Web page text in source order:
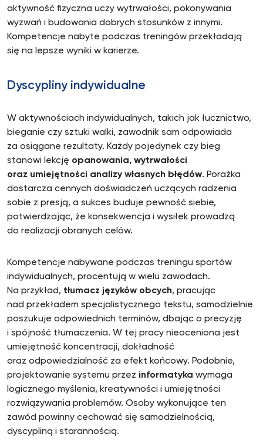
aktywność fizyczna uczy wytrwałości, pokonywania
wyzwań i budowania dobrych stosunków z innymi.
Kompetencje nabyte podczas treningów przekładają
się na lepsze wyniki w karierze.
Dyscypliny indywidualne
W aktywnościach indywidualnych, takich jak łucznictwo,
bieganie czy sztuki walki, zawodnik sam odpowiada
za osiągane rezultaty. Każdy pojedynek czy bieg
stanowi lekcję opanowania, wytrwałości
oraz umiejętności analizy własnych błędów. Porażka
dostarcza cennych doświadczeń uczących radzenia
sobie z presją, a sukces buduje pewność siebie,
potwierdzając, że konsekwencja i wysiłek prowadzą
do realizacji obranych celów.
Kompetencje nabywane podczas treningu sportów
indywidualnych, procentują w wielu zawodach.
Na przykład, tłumacz języków obcych, pracując
nad przekładem specjalistycznego tekstu, samodzielnie
poszukuje odpowiednich terminów, dbając o precyzję
i spójność tłumaczenia. W tej pracy nieoceniona jest
umiejętność koncentracji, dokładność
oraz odpowiedzialność za efekt końcowy. Podobnie,
projektowanie systemu przez informatyka wymaga
logicznego myślenia, kreatywności i umiejętności
rozwiązywania problemów. Osoby wykonujące ten
zawód powinny cechować się samodzielnością,
dyscypliną i starannością.